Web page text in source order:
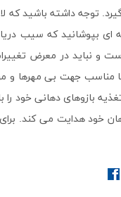
توجه داشته باشید
ای بپوشانید که سیب
نا مناسب جهت بی مهرها و
بازوهای دهانی خود را
خود هدایت می کند.